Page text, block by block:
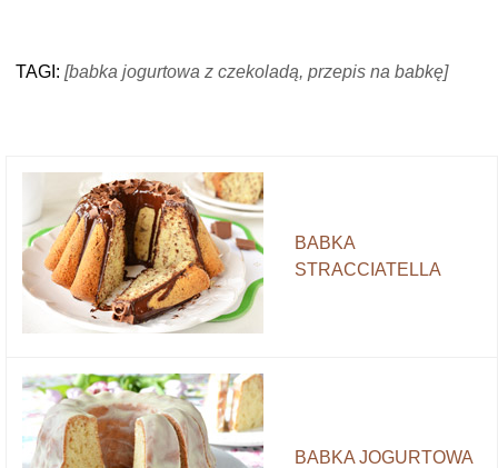
TAGI: [babka jogurtowa z czekoladą, przepis na babkę]
BABKA
STRACCIATELLA
BABKA JOGURTOWA